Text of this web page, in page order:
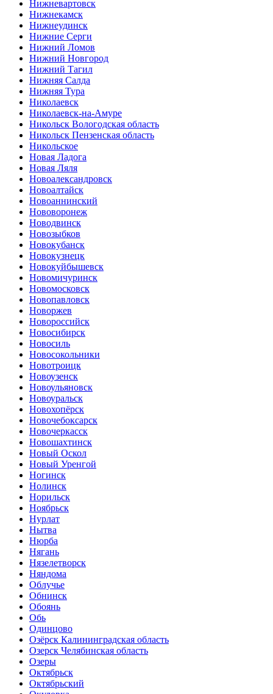
Нижневартовск
Нижнекамск
Нижнеудинск
Нижние Серги
Нижний Ломов
Нижний Новгород
Нижний Тагил
Нижняя Салда
Нижняя Тура
Николаевск
Николаевск-на-Амуре
Никольск Вологодская область
Никольск Пензенская область
Никольское
Новая Ладога
Новая Ляля
Новоалександровск
Новоалтайск
Новоаннинский
Нововоронеж
Новодвинск
Новозыбков
Новокубанск
Новокузнецк
Новокуйбышевск
Новомичуринск
Новомосковск
Новопавловск
Новоржев
Новороссийск
Новосибирск
Новосиль
Новосокольники
Новотроицк
Новоузенск
Новоульяновск
Новоуральск
Новохопёрск
Новочебоксарск
Новочеркасск
Новошахтинск
Новый Оскол
Новый Уренгой
Ногинск
Нолинск
Норильск
Ноябрьск
Нурлат
Нытва
Нюрба
Нягань
Нязелетворск
Няндома
Облучье
Обнинск
Обоянь
Обь
Одинцово
Озёрск Калининградская область
Озерск Челябинская область
Озеры
Октябрьск
Октябрьский